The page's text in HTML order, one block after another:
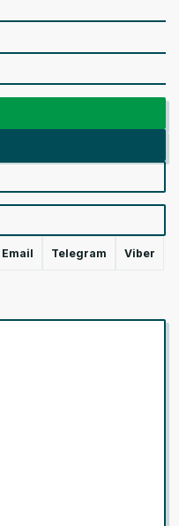
Email Telegram Viber